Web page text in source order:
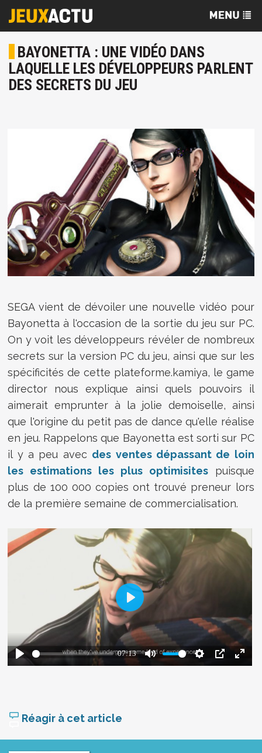
BAYONETTA : UNE VIDÉO DANS
LAQUELLE LES DÉVELOPPEURS PARLENT
DES SECRETS DU JEU
SEGA vient de dévoiler une nouvelle vidéo pour
Bayonetta à l'occasion de la sortie du jeu sur PC.
On y voit les développeurs révéler de nombreux
secrets sur la version PC du jeu, ainsi que sur les
spécificités de cette plateforme.kamiya, le game
director nous explique ainsi quels pouvoirs il
aimerait emprunter à la jolie demoiselle, ainsi
que l'origine du petit pas de dance qu'elle réalise
en jeu. Rappelons que Bayonetta est sorti sur PC
il y a peu avec des ventes dépassant de loin
les estimations les plus optimisitespuisque
plus de 100 000 copies ont trouvé preneur lors
de la première semaine de commercialisation.
Réagir à cet article